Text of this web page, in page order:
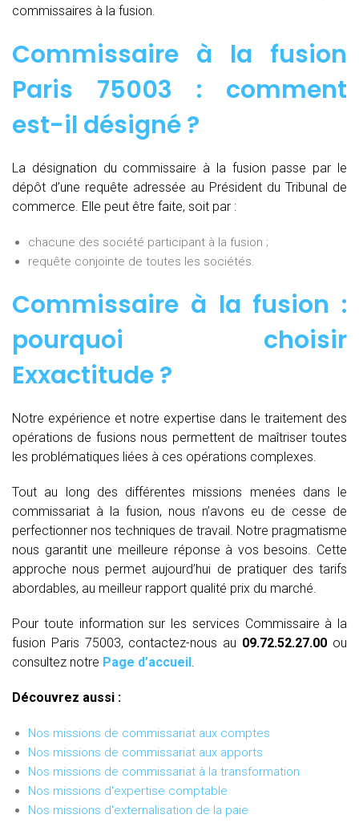
commissaires à la fusion.
Commissaire à la fusion
Paris 75003 : comment
est-il désigné ?
La désignation du commissaire à la fusion passe par le
dépôt d’une requête adressée au Président du Tribunal de
commerce. Elle peut être faite, soit par :
chacune des société participant à la fusion ;
requête conjointe de toutes les sociétés.
Commissaire à la fusion :
pourquoi choisir
Exxactitude ?
Notre expérience et notre expertise dans le traitement des
opérations de fusions nous permettent de maîtriser toutes
les problématiques liées à ces opérations complexes.
Tout au long des différentes missions menées dans le
commissariat à la fusion, nous n’avons eu de cesse de
perfectionner nos techniques de travail. Notre pragmatisme
nous garantit une meilleure réponse à vos besoins. Cette
approche nous permet aujourd’hui de pratiquer des tarifs
abordables, au meilleur rapport qualité prix du marché.
Pour toute information sur les services Commissaire à la
fusion Paris 75003, contactez-nous au 09.72.52.27.00 ou
consultez notre Page d’accueil
Découvrez aussi :
Nos missions de commissariat aux comptes
Nos missions de commissariat aux apports
Nos missions de commissariat à la transformation
Nos missions d'expertise comptable
Nos missions d'externalisation de la paie